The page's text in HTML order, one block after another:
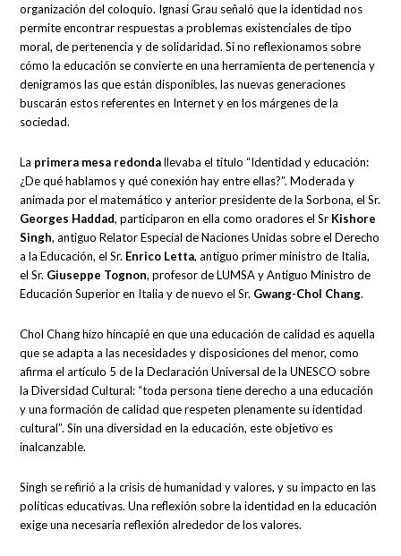
organización del coloquio. Ignasi Grau señaló que la identidad nos
permite encontrar respuestas a problemas existenciales de tipo
moral, de pertenencia y de solidaridad. Si no reflexionamos sobre
cómo la educación se convierte en una herramienta de pertenencia y
denigramos las que están disponibles, las nuevas generaciones
buscarán estos referentes en Internet y en los márgenes de la
sociedad.
La primera mesa redondallevaba el título “Identidad y educación:
¿De qué hablamos y qué conexión hay entre ellas?”. Moderada y
animada por el matemático y anterior presidente de la Sorbona, el Sr.
Georges Haddad, participaron en ella como oradores el Sr Kishore
Singh, antiguo Relator Especial de Naciones Unidas sobre el Derecho
a la Educación, el Sr. Enrico Letta, antiguo primer ministro de Italia,
el Sr. Giuseppe Tognon, profesor de LUMSA y Antiguo Ministro de
Educación Superior en Italia y de nuevo el Sr. Gwang-Chol Chang.
Chol Chang hizo hincapié en que una educación de calidad es aquella
que se adapta a las necesidades y disposiciones del menor, como
afirma el artículo 5 de la Declaración Universal de la UNESCO sobre
la Diversidad Cultural: “toda persona tiene derecho a una educación
y una formación de calidad que respeten plenamente su identidad
cultural”. Sin una diversidad en la educación, este objetivo es
inalcanzable.
Singh se refirió a la crisis de humanidad y valores, y su impacto en las
políticas educativas. Una reflexión sobre la identidad en la educación
exige una necesaria reflexión alrededor de los valores.